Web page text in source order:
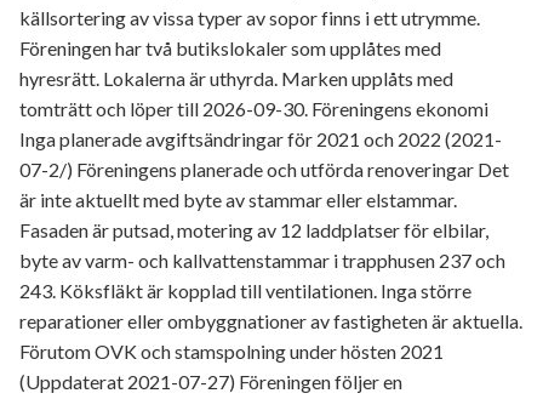
källsortering av vissa typer av sopor finns i ett utrymme.
Föreningen har två butikslokaler som upplåtes med
hyresrätt. Lokalerna är uthyrda. Marken upplåts med
tomträtt och löper till 2026-09-30. Föreningens ekonomi
Inga planerade avgiftsändringar för 2021 och 2022 (2021-
07-2/) Föreningens planerade och utförda renoveringar Det
är inte aktuellt med byte av stammar eller elstammar.
Fasaden är putsad, motering av 12 laddplatser för elbilar,
byte av varm- och kallvattenstammar i trapphusen 237 och
243. Köksfläkt är kopplad till ventilationen. Inga större
reparationer eller ombyggnationer av fastigheten är aktuella.
Förutom OVK och stamspolning under hösten 2021
(Uppdaterat 2021-07-27) Föreningen följer en